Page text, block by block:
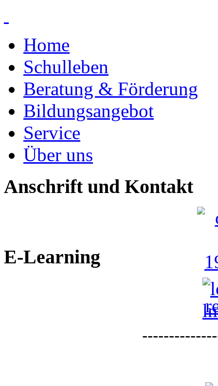
Home
Schulleben
Beratung & Förderung
Bildungsangebot
Service
Über uns
Anschrift und Kontakt
E-Learning